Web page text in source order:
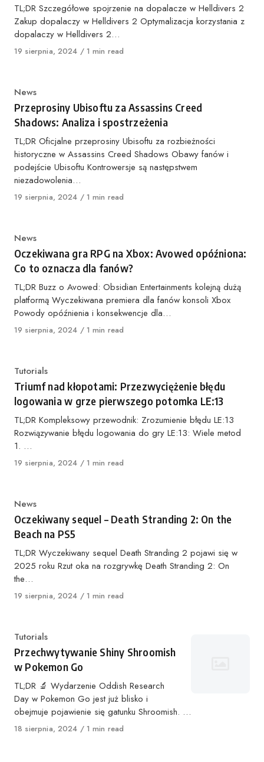
TL;DR Szczegółowe spojrzenie na dopalacze w Helldivers 2
Zakup dopalaczy w Helldivers 2 Optymalizacja korzystania z
dopalaczy w Helldivers 2…
Opublikowano
19 sierpnia, 2024 1 min read
Kategoria
News
Przeprosiny Ubisoftu za Assassins Creed
Shadows: Analiza i spostrzeżenia
TL;DR Oficjalne przeprosiny Ubisoftu za rozbieżności
historyczne w Assassins Creed Shadows Obawy fanów i
podejście Ubisoftu Kontrowersje są następstwem
niezadowolenia…
Opublikowano
19 sierpnia, 2024 1 min read
Kategoria
News
Oczekiwana gra RPG na Xbox: Avowed opóźniona:
Co to oznacza dla fanów?
TL;DR Buzz o Avowed: Obsidian Entertainments kolejną dużą
platformą Wyczekiwana premiera dla fanów konsoli Xbox
Powody opóźnienia i konsekwencje dla…
Opublikowano
19 sierpnia, 2024 1 min read
Kategoria
Tutorials
Triumf nad kłopotami: Przezwyciężenie błędu
logowania w grze pierwszego potomka LE:13
TL;DR Kompleksowy przewodnik: Zrozumienie błędu LE:13
Rozwiązywanie błędu logowania do gry LE:13: Wiele metod
1. …
Opublikowano
19 sierpnia, 2024 1 min read
Kategoria
News
Oczekiwany sequel – Death Stranding 2: On the
Beach na PS5
TL;DR Wyczekiwany sequel Death Stranding 2 pojawi się w
2025 roku Rzut oka na rozgrywkę Death Stranding 2: On
the…
Opublikowano
19 sierpnia, 2024 1 min read
Kategoria
Tutorials
Przechwytywanie Shiny Shroomish
w Pokemon Go
TL;DR 🔬 Wydarzenie Oddish Research
Day w Pokemon Go jest już blisko i
obejmuje pojawienie się gatunku Shroomish. …
Opublikowano
18 sierpnia, 2024 1 min read